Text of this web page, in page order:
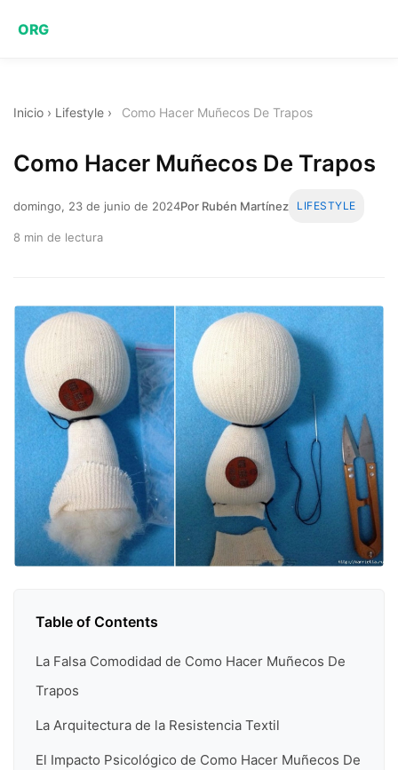
ORG
Inicio › Lifestyle › Como Hacer Muñecos De Trapos
Como Hacer Muñecos De Trapos
domingo, 23 de junio de 2024Por Rubén Martínez LIFESTYLE
8 min de lectura
Table of Contents
La Falsa Comodidad de Como Hacer Muñecos De
Trapos
La Arquitectura de la Resistencia Textil
El Impacto Psicológico de Como Hacer Muñecos De